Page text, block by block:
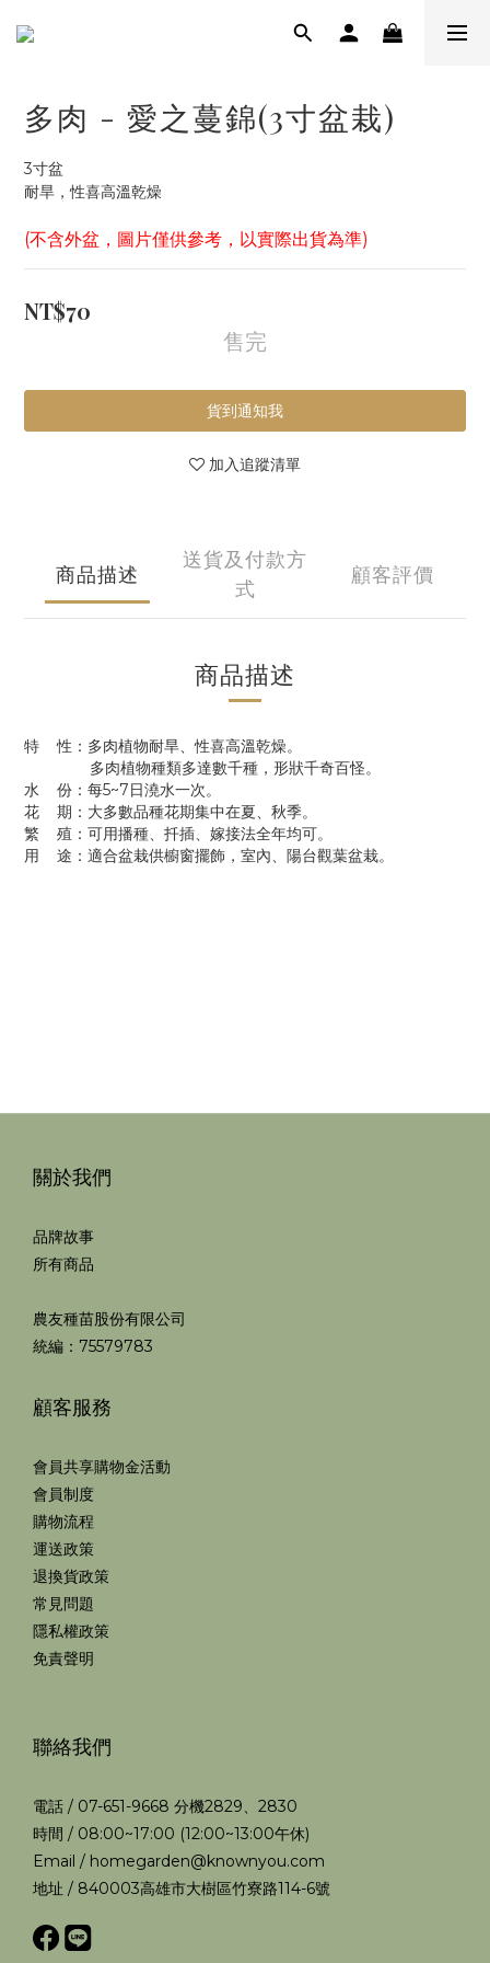
多肉 - 愛之蔓錦(3寸盆栽)
3寸盆
耐旱，性喜高溫乾燥
(不含外盆，圖片僅供參考，以實際出貨為準)
NT$70
售完
貨到通知我
加入追蹤清單
商品描述
送貨及付款方
式
顧客評價
商品描述
特 性：多肉植物耐旱、性喜高溫乾燥。
多肉植物種類多達數千種，形狀千奇百怪。
水 份：每5~7日澆水一次。
花 期：大多數品種花期集中在夏、秋季。
繁 殖：可用播種、扦插、嫁接法全年均可。
用 途：適合盆栽供櫥窗擺飾，室內、陽台觀葉盆栽。
關於我們
品牌故事
所有商品
農友種苗股份有限公司
統編：75579783
顧客服務
會員共享購物金活動
會員制度
購物流程
運送政策
退換貨政策
常見問題
隱私權政策
免責聲明
聯絡我們
電話 / 07-651-9668 分機2829、2830
時間 / 08:00~17:00 (12:00~13:00午休)
Email / homegarden@knownyou.com
地址 / 840003高雄市大樹區竹寮路114-6號